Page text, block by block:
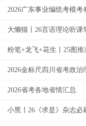
2026广东事业编统考模考
大懒猫丨26言语理论听课
粉笔+龙飞+花生丨25图推
2026金标尺四川省考政治
2026省考各地省情汇总
小黑丨26《求是》杂志必